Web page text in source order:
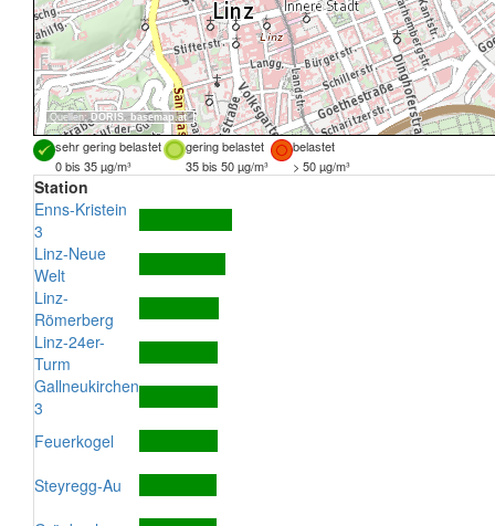
Quellen:DORIS, basemap.at
sehr gering belastet gering belastet
belastet
0 bis 35 µg/m³
35 bis 50 µg/m³ > 50 µg/m³
Station
Enns-Kristein
3
Linz-Neue
Welt
Linz-
Römerberg
Linz-24er-
Turm
Gallneukirchen
3
Feuerkogel
Steyregg-Au